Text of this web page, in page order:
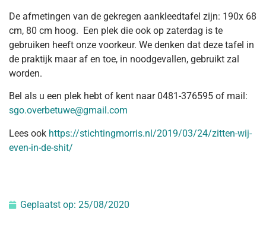
De afmetingen van de gekregen aankleedtafel zijn: 190x 68
cm, 80 cm hoog. Een plek die ook op zaterdag is te
gebruiken heeft onze voorkeur. We denken dat deze tafel in
de praktijk maar af en toe, in noodgevallen, gebruikt zal
worden.
Bel als u een plek hebt of kent naar 0481-376595 of mail:
sgo.overbetuwe@gmail.com
Lees ook https://stichtingmorris.nl/2019/03/24/zitten-wij-
even-in-de-shit/
Geplaatst op: 25/08/2020